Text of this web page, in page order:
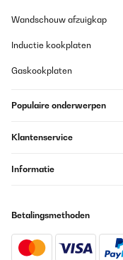
Wandschouw afzuigkap
Inductie kookplaten
Gaskookplaten
Populaire onderwerpen
Klantenservice
Informatie
Betalingsmethoden